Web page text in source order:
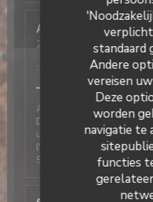
standaard
Andere
vereisen
Deze
worden
navigatie te
functies
ABZ
2026-07-27
- 12:30 -
Atmosfeer :5
:
Au Café Plume, on est
Deux très bonnes
un midi pour une petite
l'autre pour un petit
Service impeccable, plats